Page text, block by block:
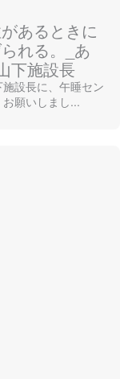
あるときに
れる。_あ
下施設長
設長に、午睡セン
願いしまし...